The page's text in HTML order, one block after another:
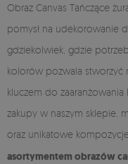
Obraz Canvas Tańczące
pomysł na udekorowanie
gdziekolwiek, gdzie
kolorów pozwala stworzyć
kluczem do
zakupy w naszym sklepie,
oraz unikatowe
asortymentem obrazów